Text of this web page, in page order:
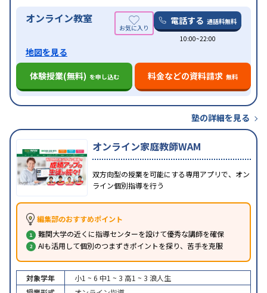
オンライン教室 電話する 通話料無料
10:00~22:00
地図を見る
体験授業(無料) を申し込む 料金などの資料請求 無料
塾の詳細を見る
オンライン家庭教師WAM
双方向型の授業を可能にする専用アプリで、オン
ライン個別指導を行う
編集部のおすすめポイント
難関大学の近くに指導センターを設けて優秀な講師を確保
AIも活用して個別のつまずきポイントを探り、苦手を克服
対象学年 小1 ~ 6 中1 ~ 3 高1 ~ 3 浪人生